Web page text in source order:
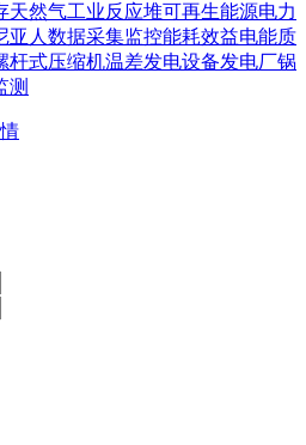
天然气工业反应堆可再生能源电力
亚人 数据采集监控能耗效益电能质
杆式压缩机温差发电设备发电厂锅
测